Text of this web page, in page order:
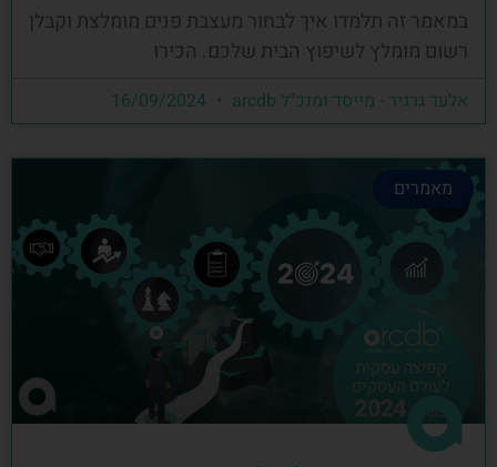
במאמר זה תלמדו איך לבחור מעצבת פנים מומלצת וקבלן
רשום מומלץ לשיפוץ הבית שלכם. הכירו
אלעד גרגיר - מייסד ומנכ"ל arcdb
מאמרים